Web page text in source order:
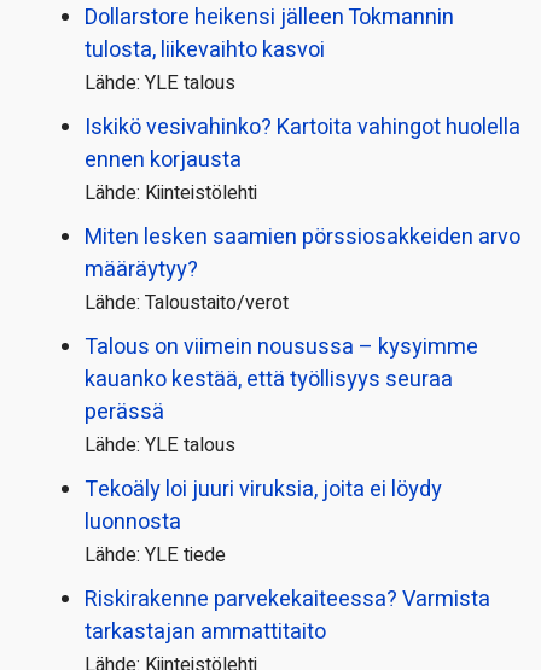
Dollarstore heikensi jälleen Tokmannin
tulosta, liikevaihto kasvoi
Lähde: YLE talous
Iskikö vesivahinko? Kartoita vahingot huolella
ennen korjausta
Lähde: Kiinteistölehti
Miten lesken saamien pörssi­osakkeiden arvo
määräytyy?
Lähde: Taloustaito/verot
Talous on viimein nousussa – kysyimme
kauanko kestää, että työllisyys seuraa
perässä
Lähde: YLE talous
Tekoäly loi juuri viruksia, joita ei löydy
luonnosta
Lähde: YLE tiede
Riskirakenne parvekekaiteessa? Varmista
tarkastajan ammattitaito